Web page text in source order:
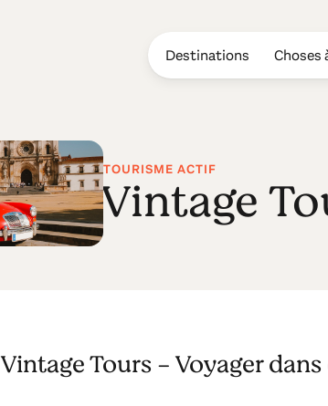
Destinations Choses
TOURISME ACTIF
Vintage
Vintage Tours - Voyager